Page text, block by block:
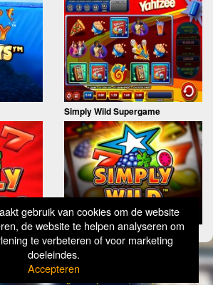
gebruik van cookies om de website
de website te helpen analyseren om
te verbeteren of voor marketing
doeleindes.
Accepteren
Simply Wild Supergame
CopyrightSimply Wild 2026
Info, Wat kost gokken jou? Stop op tijd, 18+